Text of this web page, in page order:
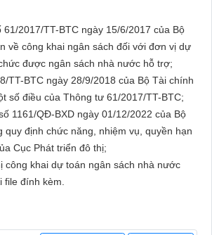
2017/TT-BTC ngày 15/6/2017 của Bộ
về công khai ngân sách đối với đơn vị dự
được ngân sách nhà nước hỗ trợ;
TT-BTC ngày 28/9/2018 của Bộ Tài chính
số điều của Thông tư 61/2017/TT-BTC;
1161/QĐ-BXD ngày 01/12/2022 của Bộ
quy định chức năng, nhiệm vụ, quyền hạn
Cục Phát triển đô thị;
công khai dự toán ngân sách nhà nước
file đính kèm.